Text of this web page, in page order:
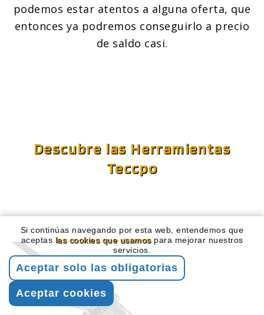
podemos estar atentos a alguna oferta, que
entonces ya podremos conseguirlo a precio
de saldo casi.
Descubre las Herramientas
Teccpo
Si continúas navegando por esta web, entendemos que
aceptas las cookies que usamospara mejorar nuestros
servicios.
Aceptar solo las obligatorias
Aceptar cookies